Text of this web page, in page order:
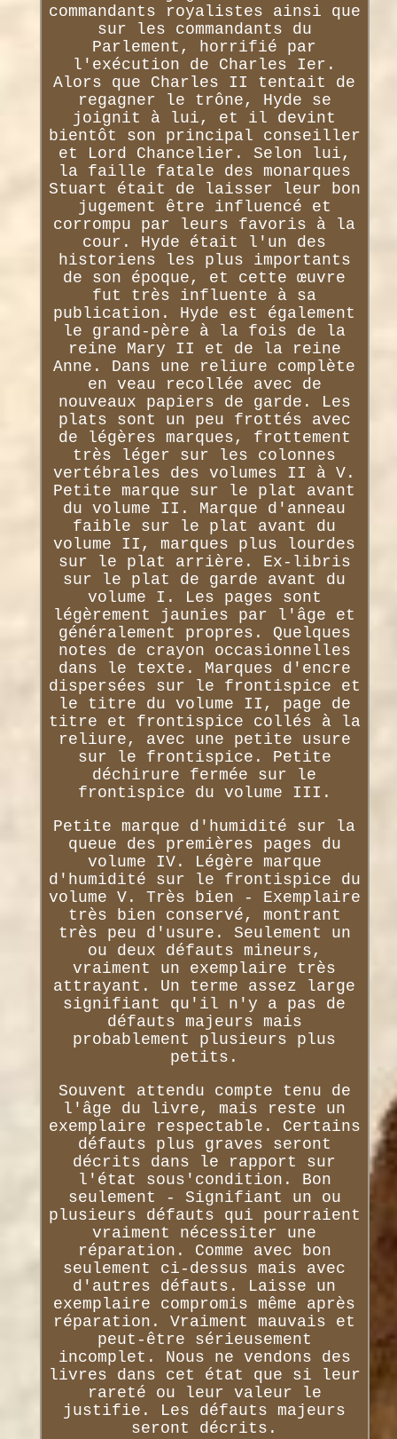
commandants royalistes ainsi que
sur les commandants du
Parlement, horrifié par
l'exécution de Charles Ier.
Alors que Charles II tentait de
regagner le trône, Hyde se
joignit à lui, et il devint
bientôt son principal conseiller
et Lord Chancelier. Selon lui,
la faille fatale des monarques
Stuart était de laisser leur bon
jugement être influencé et
corrompu par leurs favoris à la
cour. Hyde était l'un des
historiens les plus importants
de son époque, et cette œuvre
fut très influente à sa
publication. Hyde est également
le grand-père à la fois de la
reine Mary II et de la reine
Anne. Dans une reliure complète
en veau recollée avec de
nouveaux papiers de garde. Les
plats sont un peu frottés avec
de légères marques, frottement
très léger sur les colonnes
vertébrales des volumes II à V.
Petite marque sur le plat avant
du volume II. Marque d'anneau
faible sur le plat avant du
volume II, marques plus lourdes
sur le plat arrière. Ex-libris
sur le plat de garde avant du
volume I. Les pages sont
légèrement jaunies par l'âge et
généralement propres. Quelques
notes de crayon occasionnelles
dans le texte. Marques d'encre
dispersées sur le frontispice et
le titre du volume II, page de
titre et frontispice collés à la
reliure, avec une petite usure
sur le frontispice. Petite
déchirure fermée sur le
frontispice du volume III.
Petite marque d'humidité sur la
queue des premières pages du
volume IV. Légère marque
d'humidité sur le frontispice du
volume V. Très bien - Exemplaire
très bien conservé, montrant
très peu d'usure. Seulement un
ou deux défauts mineurs,
vraiment un exemplaire très
attrayant. Un terme assez large
signifiant qu'il n'y a pas de
défauts majeurs mais
probablement plusieurs plus
petits.
Souvent attendu compte tenu de
l'âge du livre, mais reste un
exemplaire respectable. Certains
défauts plus graves seront
décrits dans le rapport sur
l'état sous'condition. Bon
seulement - Signifiant un ou
plusieurs défauts qui pourraient
vraiment nécessiter une
réparation. Comme avec bon
seulement ci-dessus mais avec
d'autres défauts. Laisse un
exemplaire compromis même après
réparation. Vraiment mauvais et
peut-être sérieusement
incomplet. Nous ne vendons des
livres dans cet état que si leur
rareté ou leur valeur le
justifie. Les défauts majeurs
seront décrits.